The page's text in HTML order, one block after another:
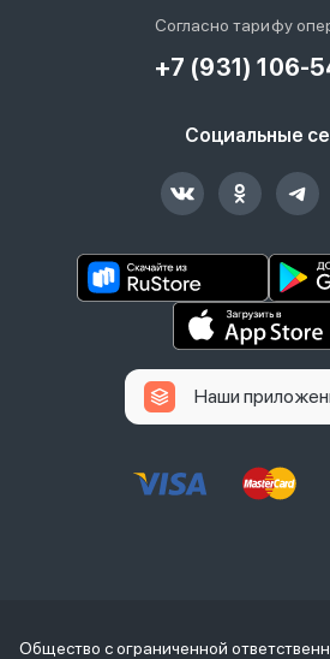
Согласно тарифу
+7 (931) 106-
Социальные
Наши
Общество с ограниченной